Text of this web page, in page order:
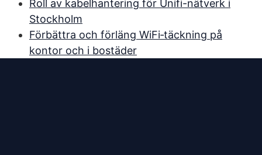
Roll av kabelhantering för Unifi-nätverk i
Stockholm
Förbättra och förläng WiFi‑täckning på
kontor och i bostäder